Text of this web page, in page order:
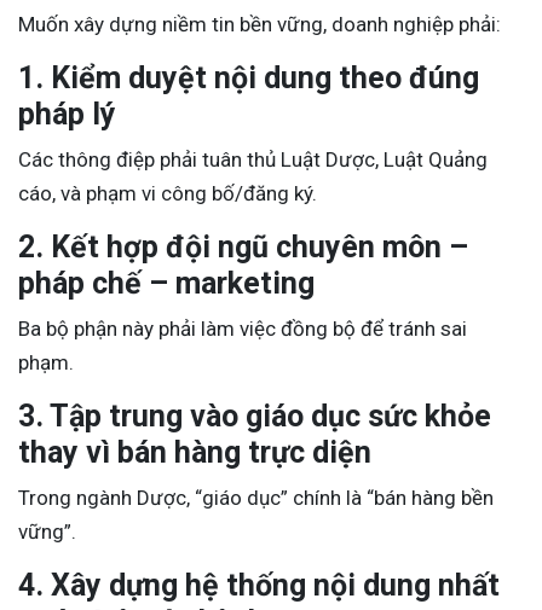
Muốn xây dựng niềm tin bền vững, doanh nghiệp phải:
1. Kiểm duyệt nội dung theo đúng
pháp lý
Các thông điệp phải tuân thủ Luật Dược, Luật Quảng
cáo, và phạm vi công bố/đăng ký.
2. Kết hợp đội ngũ chuyên môn –
pháp chế – marketing
Ba bộ phận này phải làm việc đồng bộ để tránh sai
phạm.
3. Tập trung vào giáo dục sức khỏe
thay vì bán hàng trực diện
Trong ngành Dược, “giáo dục” chính là “bán hàng bền
vững”.
4. Xây dựng hệ thống nội dung nhất